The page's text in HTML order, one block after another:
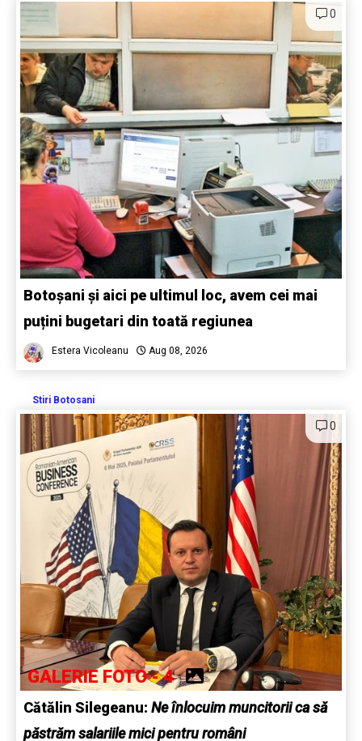
0
Botoșani și aici pe ultimul loc, avem cei mai
puțini bugetari din toată regiunea
Estera Vicoleanu Aug 08, 2026
Stiri Botosani
0
GALERIE FOTO - 4
Cătălin Silegeanu: Ne înlocuim muncitorii ca să
păstrăm salariile mici pentru români